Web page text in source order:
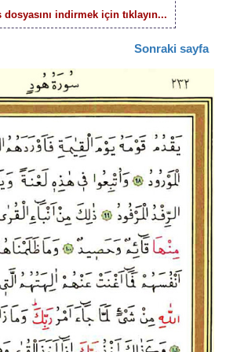
dosyasını indirmek için tıklayın...
Sonraki sayfa